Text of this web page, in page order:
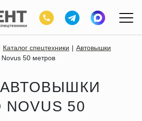
Каталог спецтехники
Автовышки
50 метров
NOVUS 50